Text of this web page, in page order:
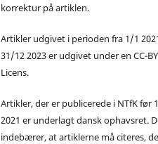
korrektur på artiklen.
Artikler udgivet i perioden fra 1/1
31/12 2023 er udgivet under en CC-
Licens.
Artikler, der er publicerede i NTfK før
2021 er underlagt dansk ophavsret.
indebærer, at artiklerne må citeres,